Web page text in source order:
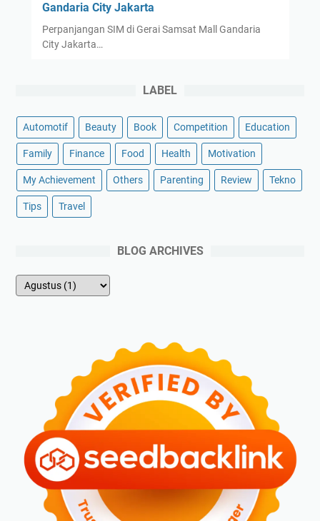
Gandaria City Jakarta
Perpanjangan SIM di Gerai Samsat Mall Gandaria
City Jakarta…
LABEL
Automotif Beauty Book Competition Education
Family Finance Food Health Motivation
My Achievement Others Parenting Review Tekno
Tips Travel
BLOG ARCHIVES